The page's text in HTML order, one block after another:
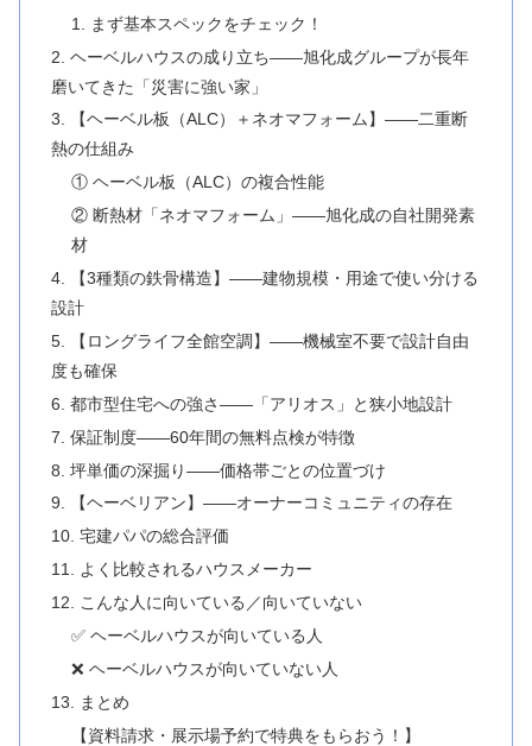
1. まず基本スペックをチェック！
2. ヘーベルハウスの成り立ち——旭化成グループが長年
磨いてきた「災害に強い家」
3. 【ヘーベル板（ALC）＋ネオマフォーム】——二重断
熱の仕組み
① ヘーベル板（ALC）の複合性能
② 断熱材「ネオマフォーム」——旭化成の自社開発素
材
4. 【3種類の鉄骨構造】——建物規模・用途で使い分ける
設計
5. 【ロングライフ全館空調】——機械室不要で設計自由
度も確保
6. 都市型住宅への強さ——「アリオス」と狭小地設計
7. 保証制度——60年間の無料点検が特徴
8. 坪単価の深掘り——価格帯ごとの位置づけ
9. 【ヘーベリアン】——オーナーコミュニティの存在
10. 宅建パパの総合評価
11. よく比較されるハウスメーカー
12. こんな人に向いている／向いていない
✅ ヘーベルハウスが向いている人
❌ ヘーベルハウスが向いていない人
13. まとめ
【資料請求・展示場予約で特典をもらおう！】